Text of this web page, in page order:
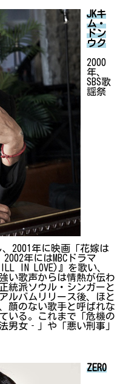
JKキ
ム・
ドン
ウク
2000
年、
SBS歌
謡祭
、2001年に映画「花嫁は
年にはMBCドラマ
IN LOVE)』を歌い、
い歌声からは情熱が伝わ
統派ソウル・シンガーと
ルバムリリース後、ほと
顔のない歌手と呼ばれな
いる。これまで「危機の
男女‐」や「悪い刑事」
ZERO